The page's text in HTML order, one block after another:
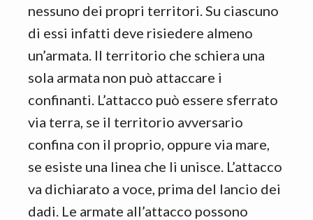
nessuno dei propri territori. Su ciascuno
di essi infatti deve risiedere almeno
un’armata. Il territorio che schiera una
sola armata non può attaccare i
confinanti. L’attacco può essere sferrato
via terra, se il territorio avversario
confina con il proprio, oppure via mare,
se esiste una linea che li unisce. L’attacco
va dichiarato a voce, prima del lancio dei
dadi. Le armate all’attacco possono